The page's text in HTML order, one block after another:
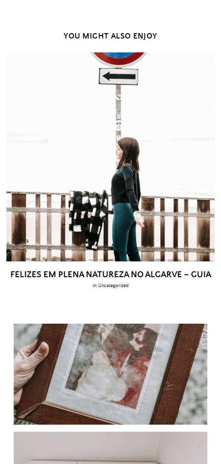
YOU MIGHT ALSO ENJOY
FELIZES EM PLENA NATUREZA NO ALGARVE – GUIA
in: Uncategorized